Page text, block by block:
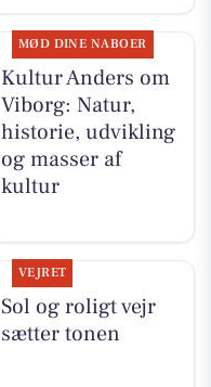
MØD DINE NABOER
Kultur Anders om
Viborg: Natur,
historie, udvikling
og masser af
kultur
VEJRET
Sol og roligt vejr
sætter tonen